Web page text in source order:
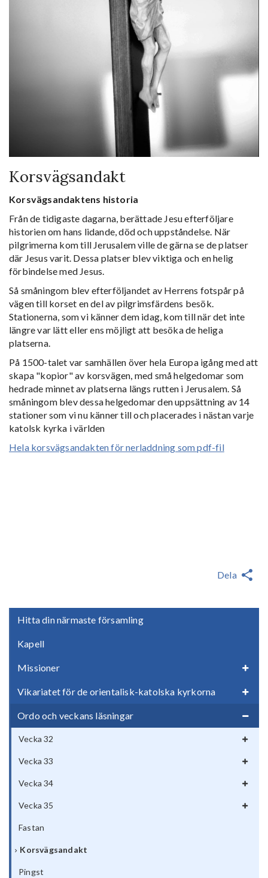
Hitta din närmaste församling
Kapell
Missioner
Vikariatet för de orientalisk-katolska kyrkorna
Ordo och veckans läsningar
Vecka 32
Vecka 33
Vecka 34
Vecka 35
Fastan
Korsvägsandakt
Pingst
Korsvägsandakt
Korsvägsandaktens historia
Från de tidigaste dagarna, berättade Jesu efterföljare
historien om hans lidande, död och uppståndelse. När
pilgrimerna kom till Jerusalem ville de gärna se de platser
där Jesus varit. Dessa platser blev viktiga och en helig
förbindelse med Jesus.
Så småningom blev efterföljandet av Herrens fotspår på
vägen till korset en del av pilgrimsfärdens besök.
Stationerna, som vi känner dem idag, kom till när det inte
längre var lätt eller ens möjligt att besöka de heliga
platserna.
På 1500-talet var samhällen över hela Europa igång med att
skapa "kopior" av korsvägen, med små helgedomar som
hedrade minnet av platserna längs rutten i Jerusalem. Så
småningom blev dessa helgedomar den uppsättning av 14
stationer som vi nu känner till och placerades i nästan varje
katolsk kyrka i världen
Hela korsvägsandakten för nerladdning som pdf-fil
Dela